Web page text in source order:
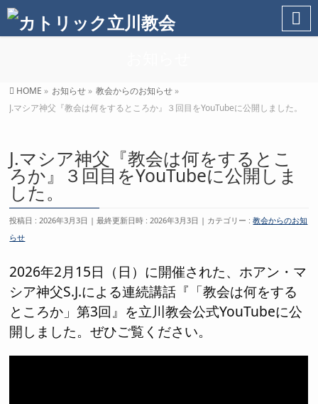
HOME » お知らせ » 教会からのお知らせ »
J.マシア神父『教会は何をするところか』３回目をYouTubeに公開しました。
J.マシア神父『教会は何をするとこ
ろか』３回目をYouTubeに公開しま
した。
投稿日 : 2026年3月3日 最終更新日時 : 2026年3月3日 カテゴリー :教会からのお知
らせ
2026年2月15日（日）に開催された、ホアン・マ
シア神父S.J.による連続講話『「教会は何をする
ところか」第3回』を立川教会公式YouTubeに公
開しました。ぜひご覧ください。